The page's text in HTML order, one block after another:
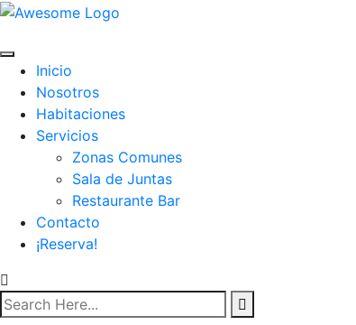
Inicio
Nosotros
Habitaciones
Servicios
Zonas Comunes
Sala de Juntas
Restaurante Bar
Contacto
¡Reserva!